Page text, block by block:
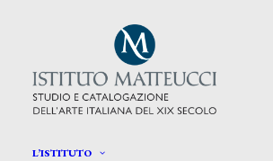
L’ISTITUTO